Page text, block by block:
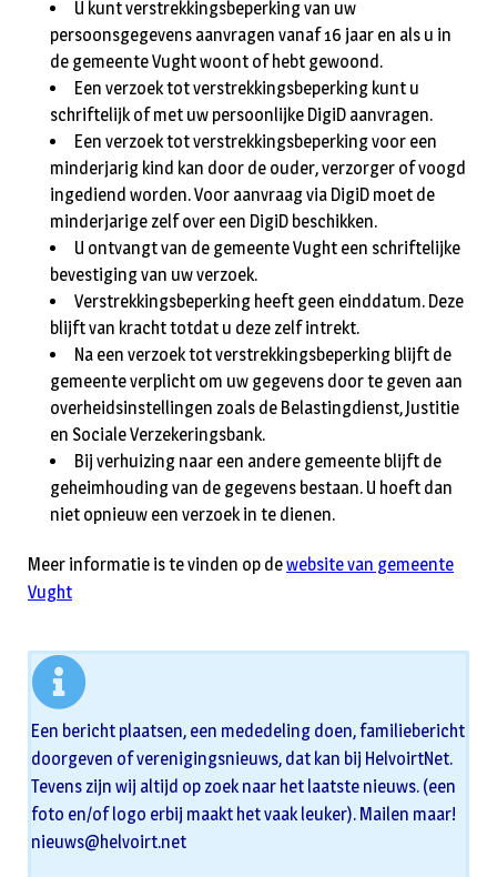
U kunt verstrekkingsbeperking van uw
persoonsgegevens aanvragen vanaf 16 jaar en als u in
de gemeente Vught woont of hebt gewoond.
Een verzoek tot verstrekkingsbeperking kunt u
schriftelijk of met uw persoonlijke DigiD aanvragen.
Een verzoek tot verstrekkingsbeperking voor een
minderjarig kind kan door de ouder, verzorger of voogd
ingediend worden. Voor aanvraag via DigiD moet de
minderjarige zelf over een DigiD beschikken.
U ontvangt van de gemeente Vught een schriftelijke
bevestiging van uw verzoek.
Verstrekkingsbeperking heeft geen einddatum. Deze
blijft van kracht totdat u deze zelf intrekt.
Na een verzoek tot verstrekkingsbeperking blijft de
gemeente verplicht om uw gegevens door te geven aan
overheidsinstellingen zoals de Belastingdienst, Justitie
en Sociale Verzekeringsbank.
Bij verhuizing naar een andere gemeente blijft de
geheimhouding van de gegevens bestaan. U hoeft dan
niet opnieuw een verzoek in te dienen.
Meer informatie is te vinden op dewebsite van gemeente
Vught
Een bericht plaatsen, een mededeling doen, familiebericht
doorgeven of verenigingsnieuws, dat kan bij HelvoirtNet.
Tevens zijn wij altijd op zoek naar het laatste nieuws. (een
foto en/of logo erbij maakt het vaak leuker). Mailen maar!
nieuws@helvoirt.net